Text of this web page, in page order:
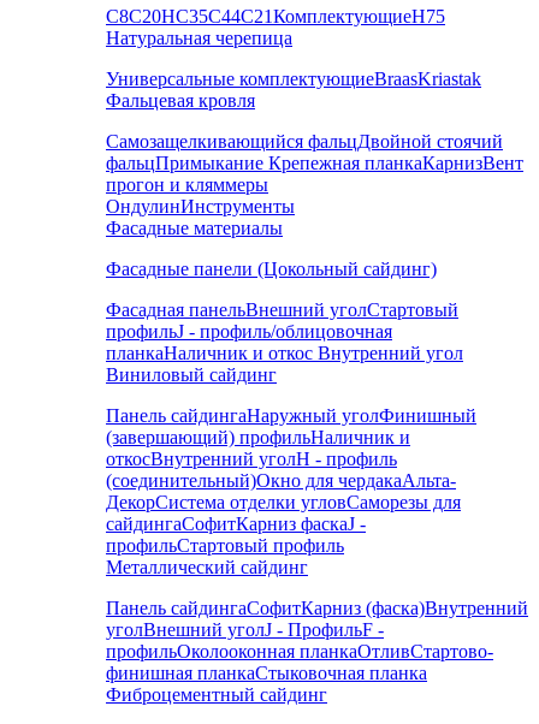
С8С20НС35С44С21КомплектующиеН75
Натуральная черепица
Универсальные комплектующиеBraasKriastak
Фальцевая кровля
Самозащелкивающийся фальцДвойной стоячий
фальцПримыкание Крепежная планкаКарнизВент
прогон и кляммеры
ОндулинИнструменты
Фасадные материалы
Фасадные панели (Цокольный сайдинг)
Фасадная панельВнешний уголСтартовый
профильJ - профиль/облицовочная
планкаНаличник и откос Внутренний угол
Виниловый сайдинг
Панель сайдингаНаружный уголФинишный
(завершающий) профильНаличник и
откосВнутренний уголH - профиль
(соединительный)Окно для чердакаАльта-
ДекорСистема отделки угловСаморезы для
сайдингаСофитКарниз фаскаJ -
профильСтартовый профиль
Металлический сайдинг
Панель сайдингаСофитКарниз (фаска)Внутренний
уголВнешний уголJ - ПрофильF -
профильОколооконная планкаОтливСтартово-
финишная планкаСтыковочная планка
Фиброцементный сайдинг